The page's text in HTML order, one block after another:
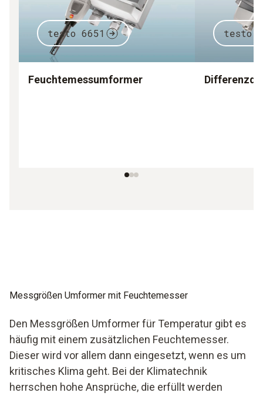
testo 6651
Feuchtemessumformer
testo
Messgrößen Umformer mit Feuchtemesser
Den Messgrößen Umformer für Temperatur gibt es
häufig mit einem zusätzlichen Feuchtemesser.
Dieser wird vor allem dann eingesetzt, wenn es um
kritisches Klima geht. Bei der Klimatechnik
herrschen hohe Ansprüche, die erfüllt werden